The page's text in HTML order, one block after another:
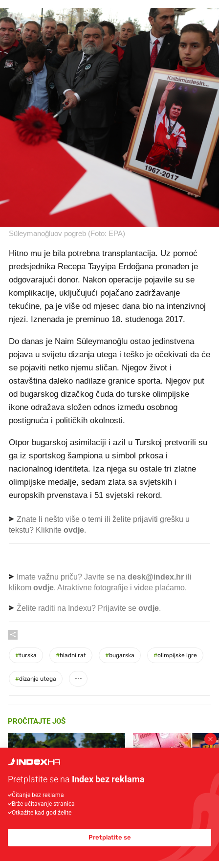
Süleymanoğluov pogreb (Foto: EPA)
Hitno mu je bila potrebna transplantacija. Uz pomoć
predsjednika Recepa Tayyipa Erdoğana pronađen je
odgovarajući donor. Nakon operacije pojavile su se
komplikacije, uključujući pojačano zadržavanje
tekućine, pa je više od mjesec dana bio na intenzivnoj
njezi. Iznenada je preminuo 18. studenoga 2017.
Do danas je Naim Süleymanoğlu ostao jedinstvena
pojava u svijetu dizanja utega i teško je očekivati da će
se pojaviti netko njemu sličan. Njegov život i
ostavština daleko nadilaze granice sporta. Njegov put
od bugarskog dizačkog čuda do turske olimpijske
ikone odražava složen odnos između osobnog
postignuća i političkih okolnosti.
Otpor bugarskoj asimilaciji i azil u Turskoj pretvorili su
ga iz sportskog šampiona u simbol prkosa i
nacionalnog identiteta. Iza njega su ostale tri zlatne
olimpijske medalje, sedam zlata sa svjetskih i
europskih prvenstava i 51 svjetski rekord.
Znate li nešto više o temi ili želite prijaviti grešku u
tekstu? Kliknite ovdje.
Imate važnu priču? Javite se na desk@index.hr ili
klikom ovdje. Atraktivne fotografije i videe plaćamo.
Želite raditi na Indexu? Prijavite se ovdje.
#turska #hladni rat #bugarska #olimpijske igre
#dizanje utega
PROČITAJTE JOŠ
Mokri prsti, kruh i
Pretplatite se na Index bez reklama
Čitanje bez reklama
Brže učitavanje stranica
Otkažite kad god želite
Pretplatite se